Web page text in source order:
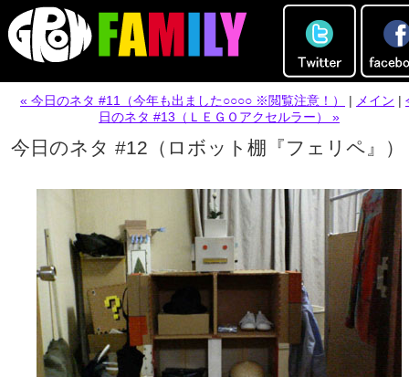
« 今日のネタ #11（今年も出ました○○○○ ※閲覧注意！） | メイン |
日のネタ #13（ＬＥＧＯアクセルラー） »
今日のネタ #12（ロボット棚『フェリペ』）